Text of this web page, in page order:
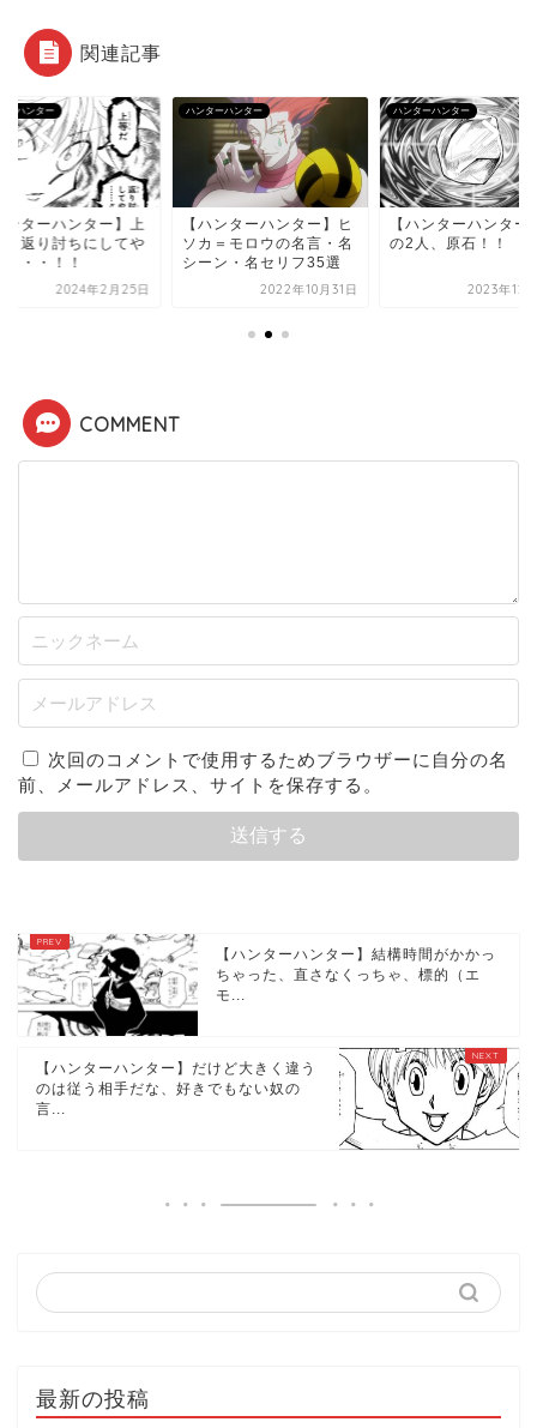
関連記事
ーハンター
ンターハンター】上
、返り討ちにしてや
・・・！！
2024年2月25日
ハンターハンター
【ハンターハンター】ヒ
ソカ＝モロウの名言・名
シーン・名セリフ35選
2022年10月31日
ハンターハンター
【ハンターハンター
の2人、原石！！
2023年12
COMMENT
次回のコメントで使用するためブラウザーに自分の名
前、メールアドレス、サイトを保存する。
【ハンターハンター】結構時間がかかっ
ちゃった、直さなくっちゃ、標的（エ
モ...
【ハンターハンター】だけど大きく違う
のは従う相手だな、好きでもない奴の
言...
最新の投稿